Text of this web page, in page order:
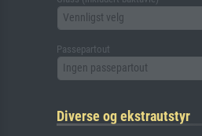
Vennligst velg
Passepartout
Ingen passepartout
Diverse og ekstrautstyr